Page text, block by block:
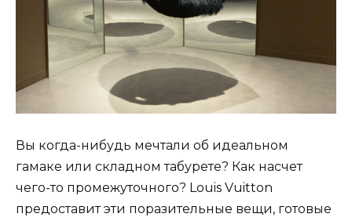
Вы когда-нибудь мечтали об идеальном
гамаке или складном табурете? Как насчет
чего-то промежуточного? Louis Vuitton
предоставит эти поразительные вещи, готовые